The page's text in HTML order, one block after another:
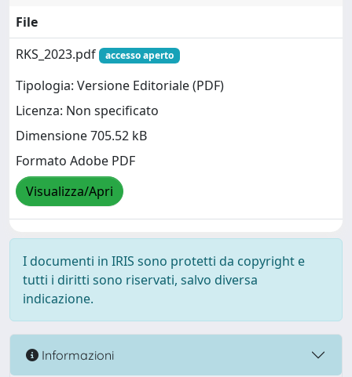
File
RKS_2023.pdf
accesso aperto
Tipologia: Versione Editoriale (PDF)
Licenza: Non specificato
Dimensione 705.52 kB
Formato Adobe PDF
Visualizza/Apri
I documenti in IRIS sono protetti da copyright e
tutti i diritti sono riservati, salvo diversa
indicazione.
Informazioni